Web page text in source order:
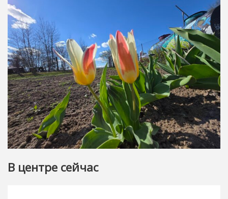
В центре сейчас